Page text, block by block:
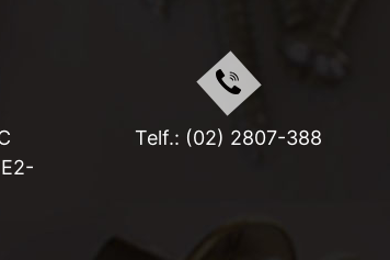
Telf.: (02) 2807-388